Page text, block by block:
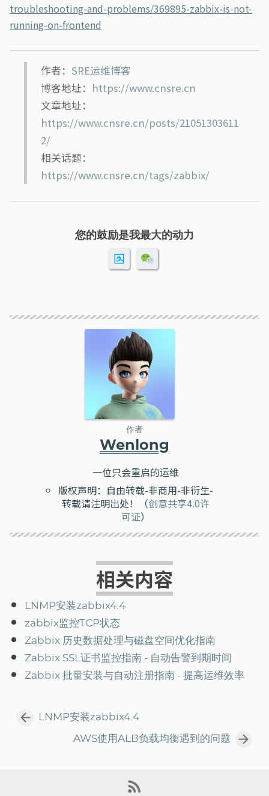
troubleshooting-and-problems/369895-zabbix-is-not-
running-on-frontend
作者： SRE运维博客
博客地址： https://www.cnsre.cn
文章地址：
https://www.cnsre.cn/posts/21051303611
2/
相关话题：
https://www.cnsre.cn/tags/zabbix/
您的鼓励是我最大的动力
作者
Wenlong
一位只会重启的运维
版权声明：自由转载-非商用-非衍生-
转载请注明出处！（创意共享4.0许
可证）
相关内容
LNMP安装zabbix4.4
zabbix监控TCP状态
Zabbix 历史数据处理与磁盘空间优化指南
Zabbix SSL证书监控指南 - 自动告警到期时间
Zabbix 批量安装与自动注册指南 - 提高运维效率
LNMP安装zabbix4.4
AWS使用ALB负载均衡遇到的问题